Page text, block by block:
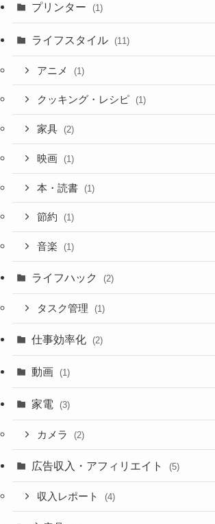
プリンター (1)
ライフスタイル (11)
アニメ (1)
クッキング・レシピ (1)
家具 (2)
映画 (1)
本・読書 (1)
節約 (1)
音楽 (1)
ライフハック (2)
タスク管理 (1)
仕事効率化 (2)
動画 (1)
家電 (3)
カメラ (2)
広告収入・アフィリエイト (5)
収入レポート (4)